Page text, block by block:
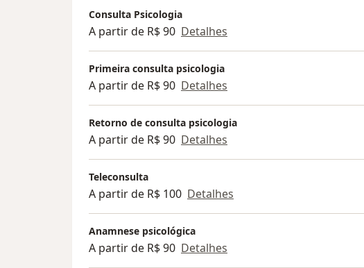
Consulta Psicologia
A partir de R$ 90 Detalhes
Primeira consulta psicologia
A partir de R$ 90 Detalhes
Retorno de consulta psicologia
A partir de R$ 90 Detalhes
Teleconsulta
A partir de R$ 100 Detalhes
Anamnese psicológica
A partir de R$ 90 Detalhes